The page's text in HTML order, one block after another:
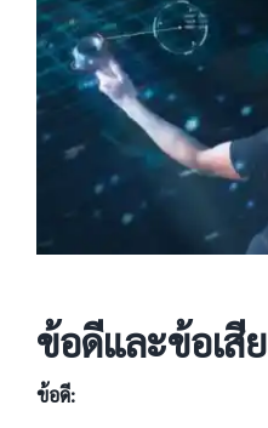
ข้อดีและข้อเสีย
ข้อดี: